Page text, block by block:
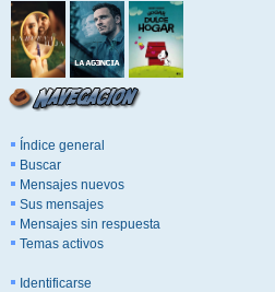
Índice general
Buscar
Mensajes nuevos
Sus mensajes
Mensajes sin respuesta
Temas activos
Identificarse